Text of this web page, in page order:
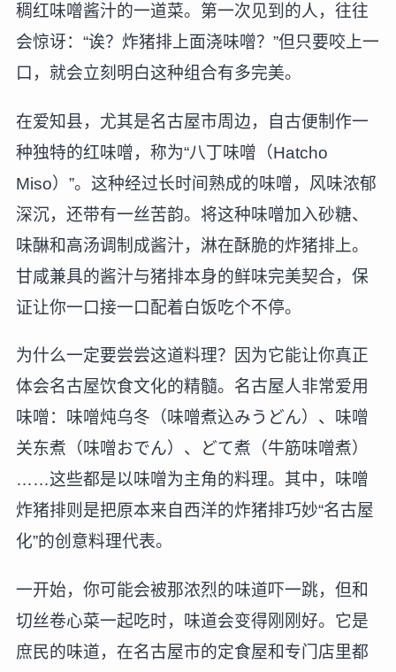
稠红味噌酱汁的一道菜。第一次见到的人，往往
会惊讶：“诶？炸猪排上面浇味噌？”但只要咬上一
口，就会立刻明白这种组合有多完美。
在爱知县，尤其是名古屋市周边，自古便制作一
种独特的红味噌，称为“八丁味噌（Hatcho
Miso）”。这种经过长时间熟成的味噌，风味浓郁
深沉，还带有一丝苦韵。将这种味噌加入砂糖、
味醂和高汤调制成酱汁，淋在酥脆的炸猪排上。
甘咸兼具的酱汁与猪排本身的鲜味完美契合，保
证让你一口接一口配着白饭吃个不停。
为什么一定要尝尝这道料理？因为它能让你真正
体会名古屋饮食文化的精髓。名古屋人非常爱用
味噌：味噌炖乌冬（味噌煮込みうどん）、味噌
关东煮（味噌おでん）、どて煮（牛筋味噌煮）
……这些都是以味噌为主角的料理。其中，味噌
炸猪排则是把原本来自西洋的炸猪排巧妙“名古屋
化”的创意料理代表。
一开始，你可能会被那浓烈的味道吓一跳，但和
切丝卷心菜一起吃时，味道会变得刚刚好。它是
庶民的味道，在名古屋市的定食屋和专门店里都